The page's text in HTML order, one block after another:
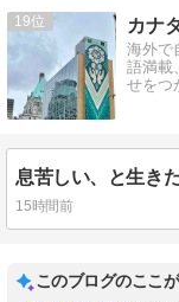
19 カナ
海外で
語満載
せをつ
息苦しい、と生き
15時間前
このブログのここ